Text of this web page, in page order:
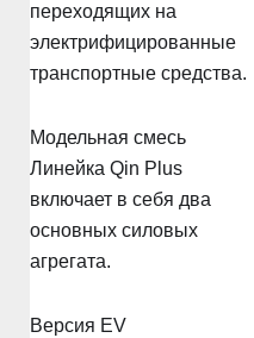
переходящих на
электрифицированные
транспортные средства.
Модельная смесь
Линейка Qin Plus
включает в себя два
основных силовых
агрегата.
Версия EV